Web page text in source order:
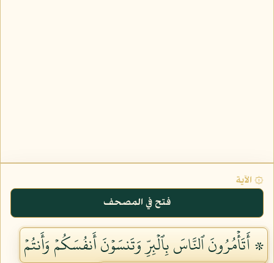
۞ الآية
فتح في المصحف
۞ أَتَأۡمُرُونَ ٱلنَّاسَ بِٱلۡبِرِّ وَتَنسَوۡنَ أَنفُسَكُمۡ وَأَنتُمۡ